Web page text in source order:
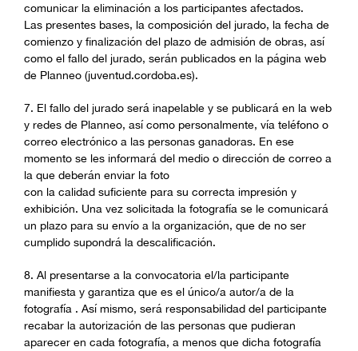
comunicar la eliminación a los participantes afectados.
Las presentes bases, la composición del jurado, la fecha de
comienzo y finalización del plazo de admisión de obras, así
como el fallo del jurado, serán publicados en la página web
de Planneo (juventud.cordoba.es).
7. El fallo del jurado será inapelable y se publicará en la web
y redes de Planneo, así como personalmente, vía teléfono o
correo electrónico a las personas ganadoras. En ese
momento se les informará del medio o dirección de correo a
la que deberán enviar la foto
con la calidad suficiente para su correcta impresión y
exhibición. Una vez solicitada la fotografía se le comunicará
un plazo para su envío a la organización, que de no ser
cumplido supondrá la descalificación.
8. Al presentarse a la convocatoria el/la participante
manifiesta y garantiza que es el único/a autor/a de la
fotografía . Así mismo, será responsabilidad del participante
recabar la autorización de las personas que pudieran
aparecer en cada fotografía, a menos que dicha fotografía